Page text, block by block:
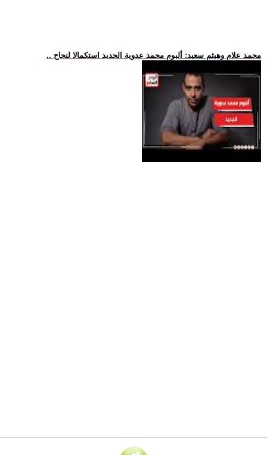
.. محمد علام وهيثم سعيد: ألبوم محمد عدوية الجديد استكمالا لنجاح